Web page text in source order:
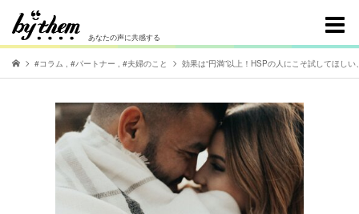
あなたの声に共感する
#コラム , #パートナー , #夫婦のこと 効果は“円満”以上！HSPの人にこそ試してほし